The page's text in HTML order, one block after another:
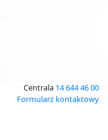
Centrala 14 644 46 00
Formularz kontaktowy